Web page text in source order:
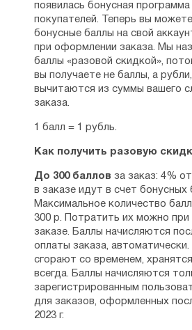
появилась бонусная
покупателей. Теперь вы
бонусные баллы на свой
при оформлении заказа. Мы
баллы «разовой скидкой»,
вы получаете не баллы, а
вычитаются из суммы вашего
заказа.
1 балл = 1 рубль.
Как получить разовую
До 300 баллов за заказ: 4%
в заказе идут в счет бонусных
Максимальное количество
300 р. Потратить их можно
заказе. Баллы начисляются
оплаты заказа,
сгорают со временем,
всегда. Баллы начисляются
зарегистрированным
для заказов, оформленных
2023 г.